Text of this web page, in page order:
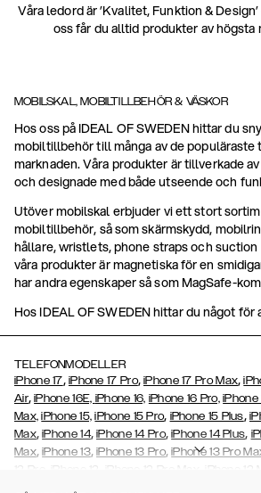
Våra ledord är ’Kvalitet, Funktion &
oss får du alltid produkter av högsta
MOBILSKAL, MOBILTILLBEHÖR & VÄSKOR
Hos oss på IDEAL OF SWEDEN hittar du
mobiltillbehör till många av de
marknaden. Våra produkter är tillverkade
och designade med både utseende och
Utöver mobilskal erbjuder vi ett stort
mobiltillbehör, så som skärmskydd,
hållare, wristlets, phone straps och suction
våra produkter är magnetiska för en
har andra egenskaper så som MagSafe-
Hos IDEAL OF SWEDEN hittar du något
TELEFONMODELLER
iPhone 17, iPhone 17 Pro,iPhone 17 Pro Max,
Air,iPhone 16E, iPhone 16, iPhone 16 Pro, iPhone
Max, iPhone 15, iPhone 15 Pro, iPhone 15 Plus,
Max,iPhone 14,iPhone 14 Pro,iPhone 14 Plus,
Max,iPhone 13,iPhone 13 Pro,iPhone 13 Pro
12 Pro
iPhone 12 iPhone 12 Pro Max iPhone 12